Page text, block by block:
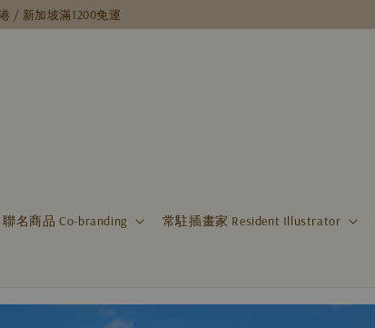
/ 新加坡滿1200免運
聯名商品 Co-branding 常駐插畫家 Resident Illustrator